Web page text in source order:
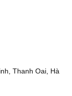
Thanh Oai, Hà